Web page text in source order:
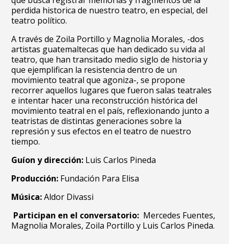
perdida historica de nuestro teatro, en especial, del
teatro político.
A través de Zoila Portillo y Magnolia Morales, -dos
artistas guatemaltecas que han dedicado su vida al
teatro, que han transitado medio siglo de historia y
que ejemplifican la resistencia dentro de un
movimiento teatral que agoniza-, se propone
recorrer aquellos lugares que fueron salas teatrales
e intentar hacer una reconstrucción histórica del
movimiento teatral en el país, reflexionando junto a
teatristas de distintas generaciones sobre la
represión y sus efectos en el teatro de nuestro
tiempo.
Guíon y dirección: Luis Carlos Pineda
Producción: Fundación Para Elisa
Música:Aldor Divassi
Participan en el conversatorio: Mercedes Fuentes,
Magnolia Morales, Zoila Portillo y Luis Carlos Pineda.